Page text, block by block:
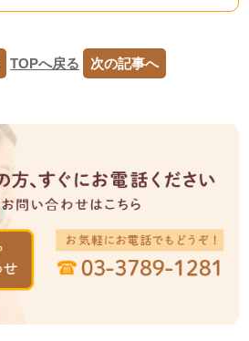
TOPへ戻る 次の記事へ